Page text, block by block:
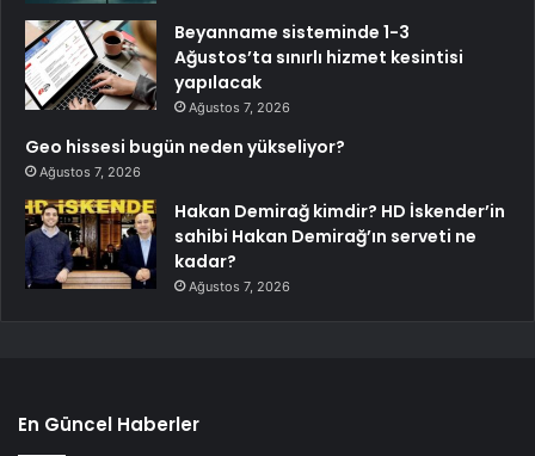
Beyanname sisteminde 1-3
Ağustos’ta sınırlı hizmet kesintisi
yapılacak
Ağustos 7, 2026
Geo hissesi bugün neden yükseliyor?
Ağustos 7, 2026
Hakan Demirağ kimdir? HD İskender’in
sahibi Hakan Demirağ’ın serveti ne
kadar?
Ağustos 7, 2026
En Güncel Haberler